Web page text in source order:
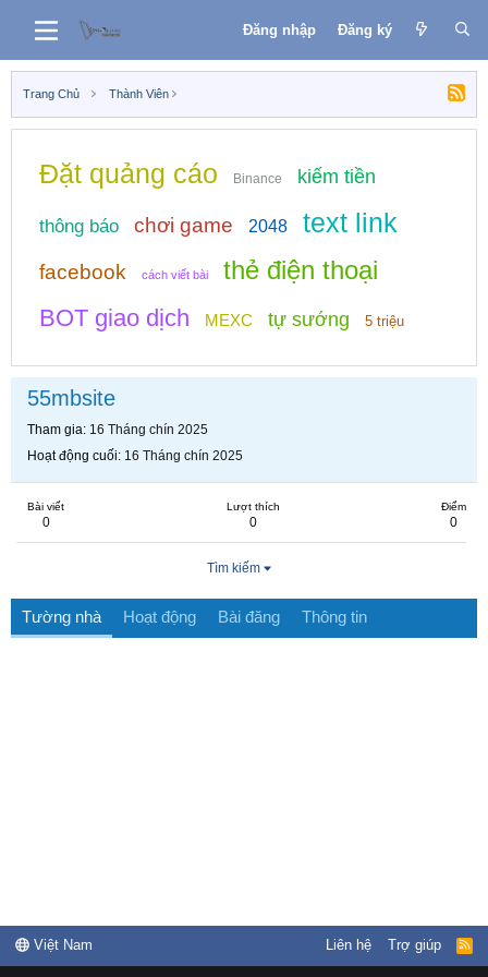
Đăng nhập Đăng ký
Trang Chủ Thành Viên
Đặt quảng cáo Binance kiếm tiền
thông báo chơi game 2048 text link
facebook cách viết bài thẻ điện thoại
BOT giao dịch MEXC tự sướng 5 triệu
55mbsite
Tham gia 16 Tháng chín 2025
Hoạt động cuối 16 Tháng chín 2025
Bài viết
0
Lượt thích
0
Điểm
0
Tìm kiếm
Tường nhà Hoạt động Bài đăng Thông tin
Việt Nam Liên hệ Trợ giúp
R